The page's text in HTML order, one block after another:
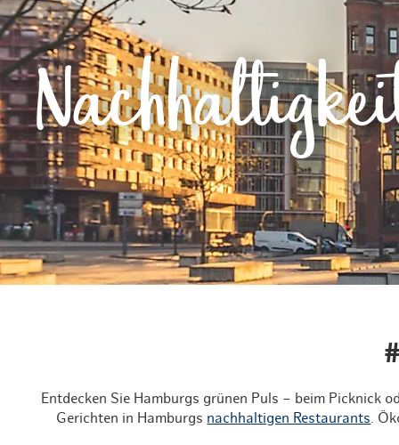
Hamburg nachhaltig erleben
Ein Tag in Hamburg
Hamburg das ganze Jahr
Hamburg für...
Infos & Mobilität
Musicals &
Hamburg
Radfahren
Routen &
Historisches
Grüne
Entdecken Sie Hamburgs grünen Puls – beim Picknick
Gerichten in Hamburgs nachhaltigen Restaurants .